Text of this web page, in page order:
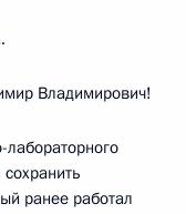
Владимирович!
ранее работал